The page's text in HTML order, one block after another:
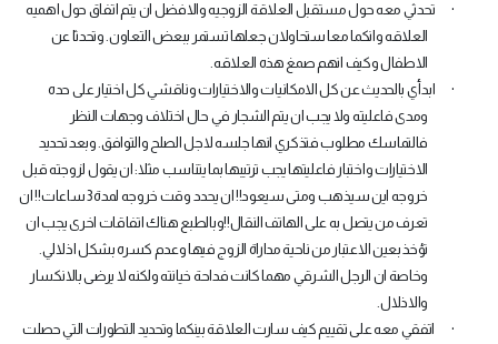
·
تحدثي معه حول مستقبل العلاقة الزوجيه والافضل ان يتم اتفاق حول اهميه
العلاقه وانكما معا ستحاولان جعلها تستمر ببعض التعاون. وتحدثا عن
الاطفال وكيف انهم صمغ هذه العلاقه.
·
ابدأي بالحديث عن كل الامكانيات والاختيارات وناقشي كل اختيار على حده
ومدى فاعليته ولا يجب ان يتم الشجار في حال اختلاف وجهات النظر
فالتماسك مطلوب فتذكري انها جلسه لاجل الصلح والتوافق. وبعد تحديد
الاختيارات واختبار فاعليتها يجب ترتيبها بما يتناسب مثلا: ان يقول لزوجته قبل
خروجه اين سيذهب ومتى سيعود!! ان يحدد وقت خروجه لمدة 3 ساعات!! ان
تعرف من يتصل به على الهاتف النقال!!وبالطبع هناك اتفاقات اخرى يجب ان
تؤخذ بعين الاعتبار من ناحية مداراة الزوج فيها وعدم كسره بشكل اذلالي.
وخاصة ان الرجل الشرقي مهما كانت فداحة خيانته ولكنه لا يرضى بالانكسار
والاذلال.
·
اتفقي معه على تقييم كيف سارت العلاقة بينكما وتحديد التطورات التي حصلت